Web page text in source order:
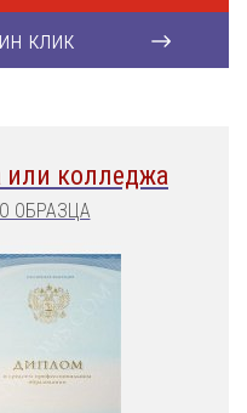
клик
колледжа
ОБРАЗЦА